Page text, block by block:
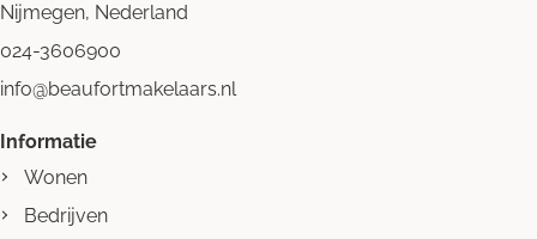
Nijmegen, Nederland
024-3606900
info@beaufortmakelaars.nl
Informatie
Wonen
Bedrijven